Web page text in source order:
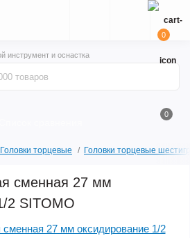
инструмент и оснастка
0
0
Головки торцевые Головки торцевые
сменная 27 мм
2 SITOMO